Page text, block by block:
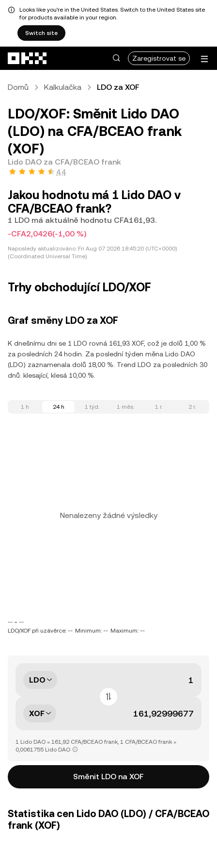
Looks like you're in the United States. Switch to the United States site
for products available in your region.
Switch site
Zaregistrovat se
Domů Kalkulačka LDO za XOF
LDO/XOF: Směnit Lido DAO
(LDO) na CFA/BCEAO frank
(XOF)
Lido DAO za CFA/BCEAO frank
4,4
Jakou hodnotu má 1 Lido DAO v
CFA/BCEAO frank?
1 LDO má aktuálně hodnotu CFA161,93.
-CFA2,0426(-1,00 %)
Naposledy aktualizováno: Fri Aug 07 2026 18:45:20 (UTC+0000)
(Coordinated Universal Time)
Trhy obchodující LDO/XOF
Graf směny LDO za XOF
K dnešnímu dni se 1 LDO rovná 161,93 XOF, což je dolů 1,00 %
za posledních 24 hodin. Za poslední týden měna Lido DAO
(LDO) zaznamenala dolů 18,00 %. Trend LDO za posledních 30
dnů: klesající, klesá 10,00 %.
1 h 24 h 1 týd. 1 měs. 1 r. 2 r.
Nenalezeny žádné výsledky
-- ~ --
LDO/XOF při uzávěrce: -- Minimum: -- Maximum: --
LDO
XOF
1 Lido DAO = 161,92 CFA/BCEAO frank, 1 CFA/BCEAO frank =
0,0061755 Lido DAO
Směnit LDO na XOF
Statistika cen Lido DAO (LDO) / CFA/BCEAO
frank (XOF)